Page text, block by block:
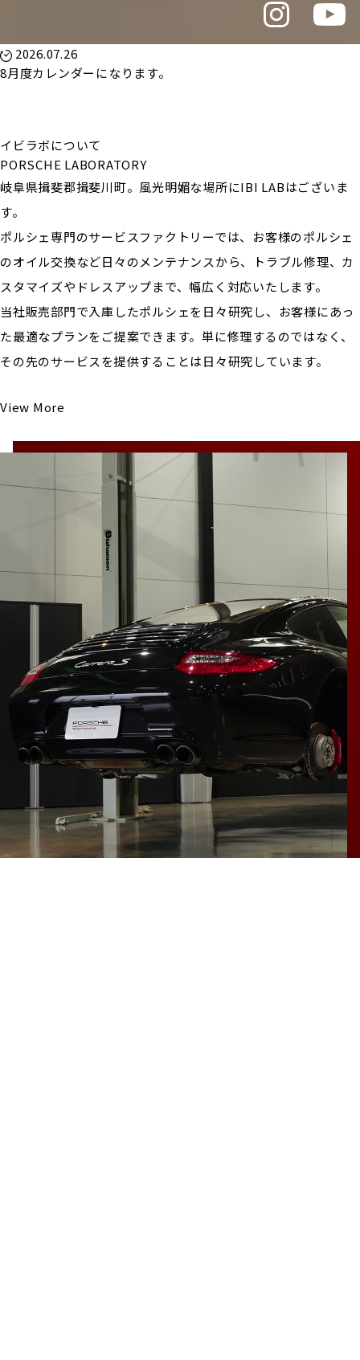
2026.07.26
8月度カレンダーになります。
イビラボについて
PORSCHE LABORATORY
岐阜県揖斐郡揖斐川町。風光明媚な場所にIBI LABはございま
す。
ポルシェ専門のサービスファクトリーでは、お客様のポルシェ
のオイル交換など日々のメンテナンスから、トラブル修理、カ
スタマイズやドレスアップまで、幅広く対応いたします。
当社販売部門で入庫したポルシェを日々研究し、お客様にあっ
た最適なプランをご提案できます。単に修理するのではなく、
その先のサービスを提供することは日々研究しています。
View More